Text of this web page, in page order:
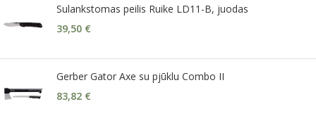
Sulankstomas peilis Ruike LD11-B, juodas
39,50 €
Gerber Gator Axe su pjūklu Combo II
83,82 €